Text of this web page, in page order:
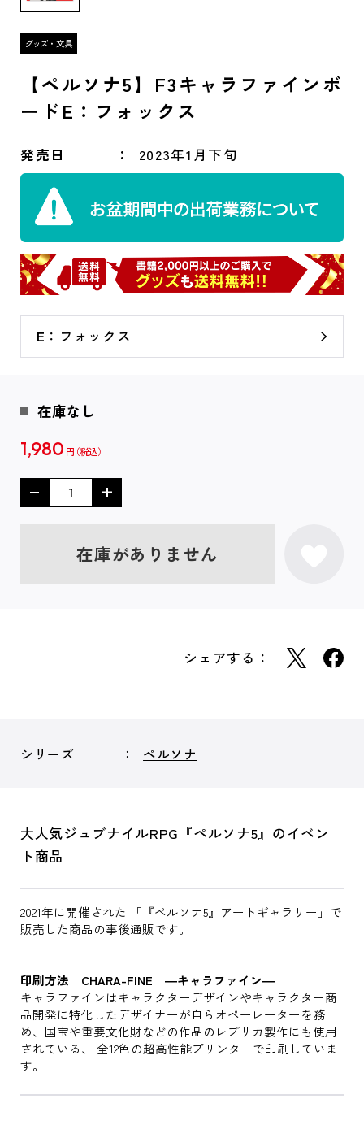
【ペルソナ5】F3キャラファインボ
ードE：フォックス
発売日 2023年1月下旬
E：フォックス
在庫なし
1,980 円
在庫がありません
シェアする：
シリーズ ペルソナ
大人気ジュブナイルRPG『ペルソナ5』のイベン
ト商品
2021年に開催された 「『ペルソナ5』アートギャラリー」で
販売した商品の事後通販です。
印刷方法 CHARA-FINE ―キャラファイン―
キャラファインはキャラクターデザインやキャラクター商
品開発に特化したデザイナーが自らオペーレーターを務
め、国宝や重要文化財などの作品のレプリカ製作にも使用
されている、 全12色の超高性能プリンターで印刷していま
す。